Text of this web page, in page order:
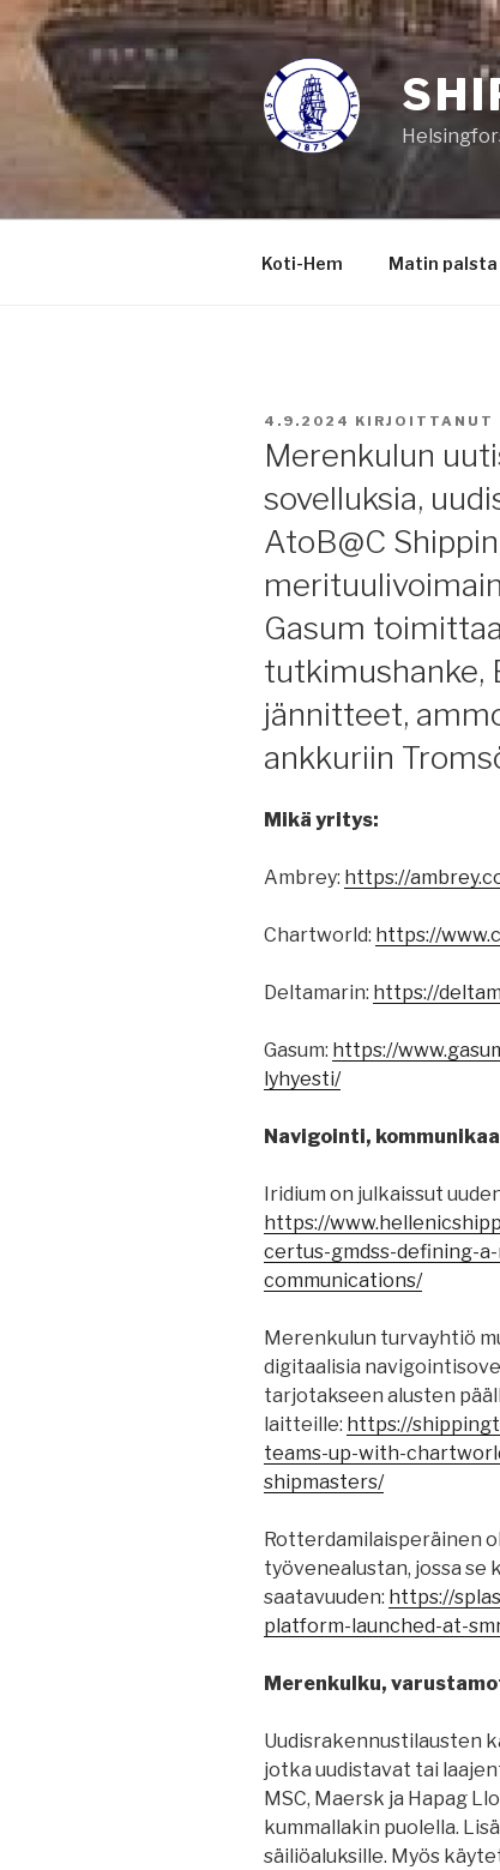
Siirry
sisältöön
Koti-Hem Matin palsta
JULKAISTU
4.9.2024 KIRJOITTANUT
Merenkulun
sovelluksia,
AtoB@C
Gasum
tutkimushanke,
jännitteet,
ankkuriin
Mikä yritys:
Ambrey: https://
Chartworld: https://
Deltamarin: https://
Gasum: https://
lyhyesti/
Navigointi,
Iridium on julkaissut
https://
certus-gmdss-defining-
communications/
Merenkulun turvayhtiö
digitaalisia
tarjotakseen alusten
laitteille: https://
teams-up-with-
shipmasters/
Rotterdamilaisperäinen
työvenealustan, jossa
saatavuuden: https://
platform-launched-at-
Merenkulku,
Uudisrakennustilausten
jotka uudistavat tai
MSC, Maersk ja Hapag
kummallakin puolella.
säiliöaluksille. Myös